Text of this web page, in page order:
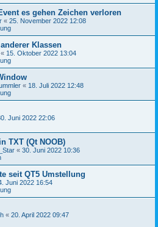
es gehen Zeichen verloren
« 25. November 2022 12:08
Klassen
« 15. Oktober 2022 13:04
« 18. Juli 2022 12:48
Juni 2022 22:06
TXT (Qt NOOB)
« 30. Juni 2022 10:36
seit QT5 Umstellung
Juni 2022 16:54
« 20. April 2022 09:47